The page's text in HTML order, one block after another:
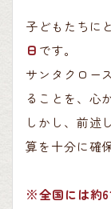
子どもたちに
日 です。
サンタクロー
ることを、心
しかし、前述
算を十分に確
※全国には約